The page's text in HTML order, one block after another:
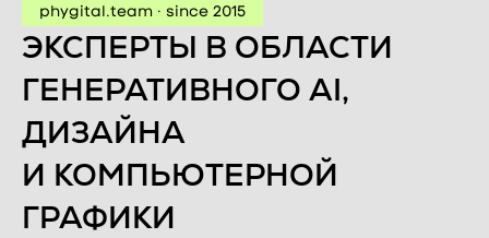
phygital.team · since 2015
ЭКСПЕРТЫ В ОБЛАСТИ
ГЕНЕРАТИВНОГО AI,
ДИЗАЙНА
И КОМПЬЮТЕРНОЙ
ГРАФИКИ